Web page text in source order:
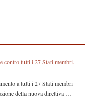
contro tutti i 27 Stati membri.
a tutti i 27 Stati membri
della nuova direttiva …